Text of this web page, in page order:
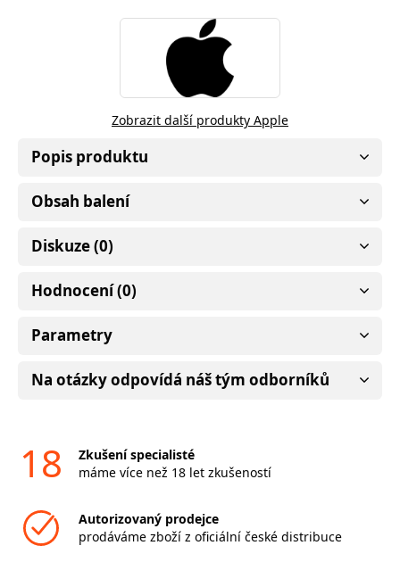
Zobrazit další produkty Apple
Popis produktu
Obsah balení
Diskuze (0)
Hodnocení (0)
Parametry
Na otázky odpovídá náš tým odborníků
18
Zkušení specialisté
máme více než 18 let zkušeností
Autorizovaný prodejce
prodáváme zboží z oficiální české distribuce